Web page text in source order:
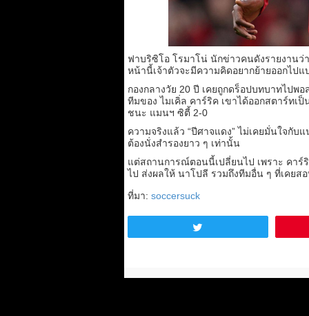
ฟาบริซิโอ โรมาโน่ นักข่าวคนดังรายงานว่
หน้านี้เจ้าตัวจะมีความคิดอยากย้ายออกไป
กองกลางวัย 20 ปี เคยถูกดร็อปบทบาทไปพ
ทีมของ ไมเคิ่ล คาร์ริค เขาได้ออกสตาร์ทเ
ชนะ แมนฯ ซิตี้ 2-0
ความจริงแล้ว “ปีศาจแดง” ไม่เคยมั่นใจกับ
ต้องนั่งสำรองยาว ๆ เท่านั้น
แต่สถานการณ์ตอนนี้เปลี่ยนไป เพราะ คาร์
ไป ส่งผลให้ นาโปลี รวมถึงทีมอื่น ๆ ที่เคยส
ที่มา: soccersuck